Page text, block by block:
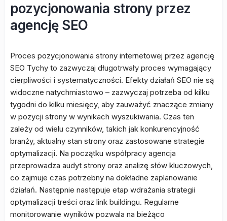
pozycjonowania strony przez
agencję SEO
Proces pozycjonowania strony internetowej przez agencję
SEO Tychy to zazwyczaj długotrwały proces wymagający
cierpliwości i systematyczności. Efekty działań SEO nie są
widoczne natychmiastowo – zazwyczaj potrzeba od kilku
tygodni do kilku miesięcy, aby zauważyć znaczące zmiany
w pozycji strony w wynikach wyszukiwania. Czas ten
zależy od wielu czynników, takich jak konkurencyjność
branży, aktualny stan strony oraz zastosowane strategie
optymalizacji. Na początku współpracy agencja
przeprowadza audyt strony oraz analizę słów kluczowych,
co zajmuje czas potrzebny na dokładne zaplanowanie
działań. Następnie następuje etap wdrażania strategii
optymalizacji treści oraz link buildingu. Regularne
monitorowanie wyników pozwala na bieżąco